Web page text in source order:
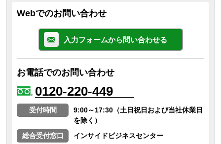
Webでのお問い合わせ
入力フォームから問い合わせる
お電話でのお問い合わせ
0120-220-449
受付時間
9:00～17:30（土日祝日および当社休業日
を除く）
総合受付窓口
インサイドビジネスセンター